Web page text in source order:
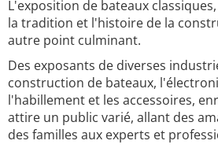
L'exposition de bateaux
la tradition et l'histoire de la
autre point culminant.
Des exposants de diverses
construction de bateaux,
l'habillement et les accessoires,
attire un public varié, allant des
des familles aux experts et